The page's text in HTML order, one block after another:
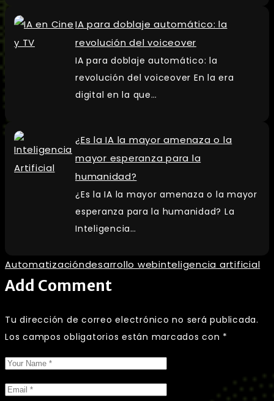
IA para doblaje automático: la
revolución del voiceover
IA para doblaje automático: la
revolución del voiceover En la era
digital en la que…
¿Es la IA la mayor amenaza o la
mayor esperanza para la
humanidad?
¿Es la IA la mayor amenaza o la mayor
esperanza para la humanidad? La
Inteligencia…
Automatizacióndesarrollo webinteligencia artificial
Add Comment
Tu dirección de correo electrónico no será publicada.
Los campos obligatorios están marcados con *